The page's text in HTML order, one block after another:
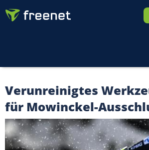
Verunreinigtes
für Mowinckel-